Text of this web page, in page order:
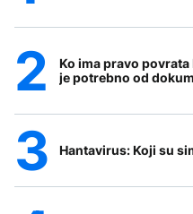
Ko ima pravo
je potrebno od
Hantavirus: Koji su